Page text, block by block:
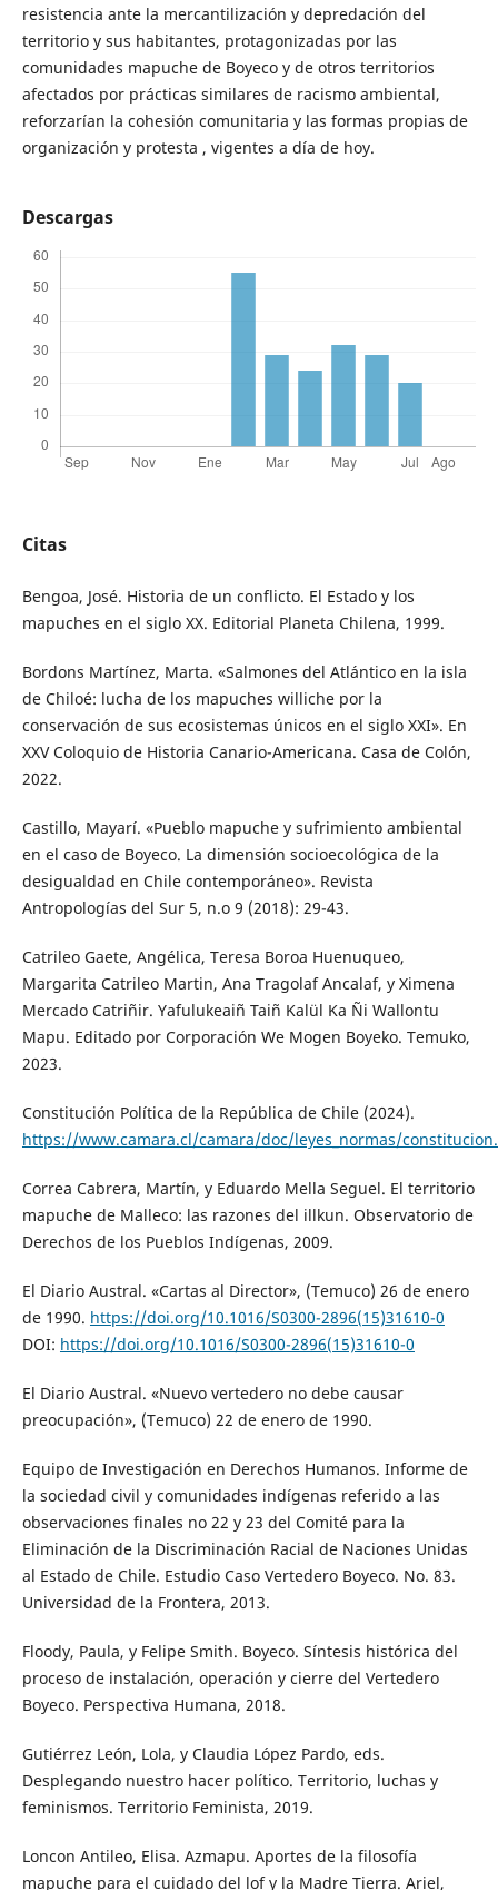
resistencia ante la mercantilización y depredación del
territorio y sus habitantes, protagonizadas por las
comunidades mapuche de Boyeco y de otros territorios
afectados por prácticas similares de racismo ambiental,
reforzarían la cohesión comunitaria y las formas propias de
organización y protesta , vigentes a día de hoy.
Descargas
Citas
Bengoa, José. Historia de un conflicto. El Estado y los
mapuches en el siglo XX. Editorial Planeta Chilena, 1999.
Bordons Martínez, Marta. «Salmones del Atlántico en la isla
de Chiloé: lucha de los mapuches williche por la
conservación de sus ecosistemas únicos en el siglo XXI». En
XXV Coloquio de Historia Canario-Americana. Casa de Colón,
2022.
Castillo, Mayarí. «Pueblo mapuche y sufrimiento ambiental
en el caso de Boyeco. La dimensión socioecológica de la
desigualdad en Chile contemporáneo». Revista
Antropologías del Sur 5, n.o 9 (2018): 29-43.
Catrileo Gaete, Angélica, Teresa Boroa Huenuqueo,
Margarita Catrileo Martin, Ana Tragolaf Ancalaf, y Ximena
Mercado Catriñir. Yafulukeaiñ Taiñ Kalül Ka Ñi Wallontu
Mapu. Editado por Corporación We Mogen Boyeko. Temuko,
2023.
Constitución Política de la República de Chile (2024).
https://www.camara.cl/camara/doc/leyes_normas/
Correa Cabrera, Martín, y Eduardo Mella Seguel. El territorio
mapuche de Malleco: las razones del illkun. Observatorio de
Derechos de los Pueblos Indígenas, 2009.
El Diario Austral. «Cartas al Director», (Temuco) 26 de enero
de 1990. https://doi.org/10.1016/S0300-2896(15)31610-0
DOI: https://doi.org/10.1016/S0300-2896(15)31610-0
El Diario Austral. «Nuevo vertedero no debe causar
preocupación», (Temuco) 22 de enero de 1990.
Equipo de Investigación en Derechos Humanos. Informe de
la sociedad civil y comunidades indígenas referido a las
observaciones finales no 22 y 23 del Comité para la
Eliminación de la Discriminación Racial de Naciones Unidas
al Estado de Chile. Estudio Caso Vertedero Boyeco. No. 83.
Universidad de la Frontera, 2013.
Floody, Paula, y Felipe Smith. Boyeco. Síntesis histórica del
proceso de instalación, operación y cierre del Vertedero
Boyeco. Perspectiva Humana, 2018.
Gutiérrez León, Lola, y Claudia López Pardo, eds.
Desplegando nuestro hacer político. Territorio, luchas y
feminismos. Territorio Feminista, 2019.
Loncon Antileo, Elisa. Azmapu. Aportes de la filosofía
mapuche para el cuidado del lof y la Madre Tierra. Ariel,